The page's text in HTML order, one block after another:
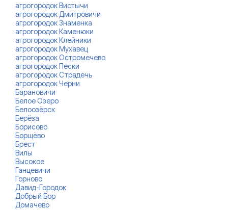
агрогородок Вистычи
агрогородок Дмитровичи
агрогородок Знаменка
агрогородок Каменюки
агрогородок Клейники
агрогородок Мухавец
агрогородок Остромечево
агрогородок Пески
агрогородок Страдечь
агрогородок Черни
Барановичи
Белое Озеро
Белоозёрск
Берёза
Борисово
Борщёво
Брест
Вилы
Высокое
Ганцевичи
Горново
Давид-Городок
Добрый Бор
Домачево